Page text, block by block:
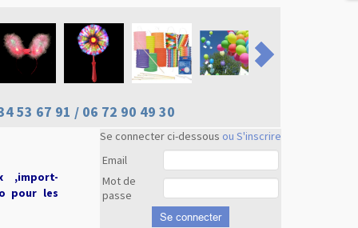
53 67 91 / 06 72 90 49 30
Se connecter ci-dessous ou S'inscrire
Email
Mot de
passe
Se connecter
,import-
pour les